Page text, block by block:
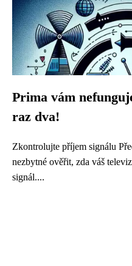
Prima vám
raz dva!
Zkontrolujte příjem signálu
nezbytné ověřit, zda váš
signál....